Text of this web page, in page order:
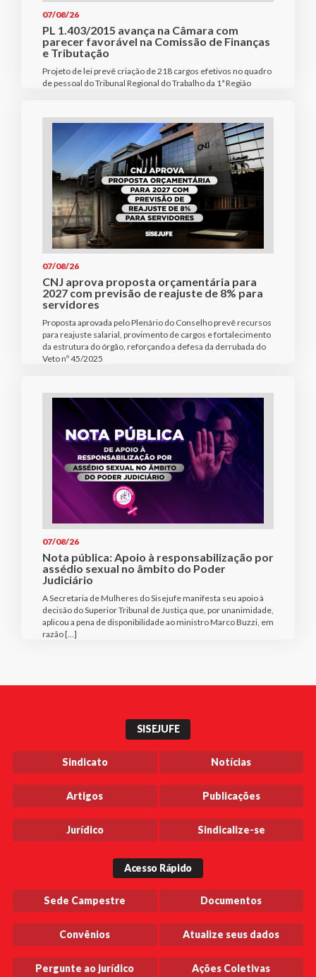
07/08/26
PL 1.403/2015 avança na Câmara com
parecer favorável na Comissão de Finanças
e Tributação
Projeto de lei prevê criação de 218 cargos efetivos no quadro
de pessoal do Tribunal Regional do Trabalho da 1ª Região
07/08/26
CNJ aprova proposta orçamentária para
2027 com previsão de reajuste de 8% para
servidores
Proposta aprovada pelo Plenário do Conselho prevê recursos
para reajuste salarial, provimento de cargos e fortalecimento
da estrutura do órgão, reforçando a defesa da derrubada do
Veto nº 45/2025
07/08/26
Nota pública: Apoio à responsabilização por
assédio sexual no âmbito do Poder
Judiciário
A Secretaria de Mulheres do Sisejufe manifesta seu apoio à
decisão do Superior Tribunal de Justiça que, por unanimidade,
aplicou a pena de disponibilidade ao ministro Marco Buzzi, em
razão […]
SISEJUFE
Sindicato Notícias
Artigos Publicações
Jurídico Sindicalize-se
Acesso Rápido
Sede Campestre Documentos
Convênios Atualize seus dados
Pergunte ao jurídico Ações Coletivas